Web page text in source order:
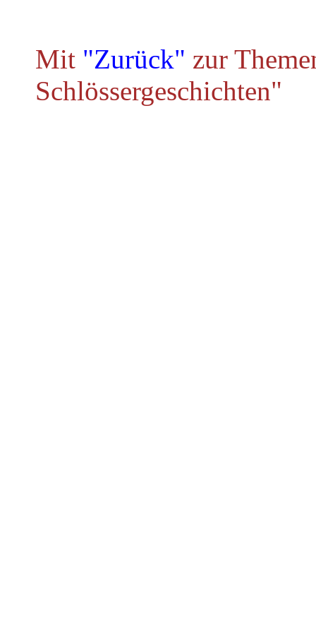
Mit "Zurück" zur
Schlössergeschichten"